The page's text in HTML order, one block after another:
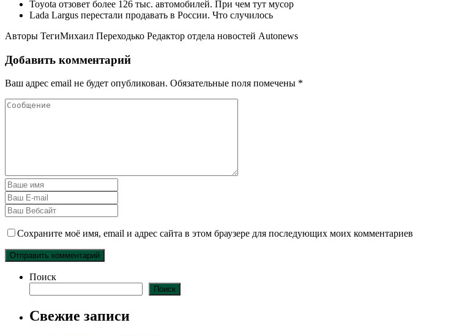
Toyota отзовет более 126 тыс. автомобилей. При чем тут мусор
Lada Largus перестали продавать в России. Что случилось
Авторы ТегиМихаил Переходько Редактор отдела новостей Autonews
Добавить комментарий
Ваш адрес email не будет опубликован. Обязательные поля помечены *
Сохраните моё имя, email и адрес сайта в этом браузере для последующих моих комментариев
Поиск
Поиск
Свежие записи